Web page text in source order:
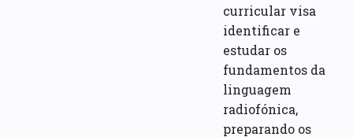
curricular visa
identificar e
estudar os
fundamentos da
linguagem
radiofónica,
preparando os